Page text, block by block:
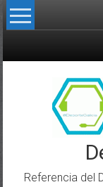
Skip to content
Referencia del